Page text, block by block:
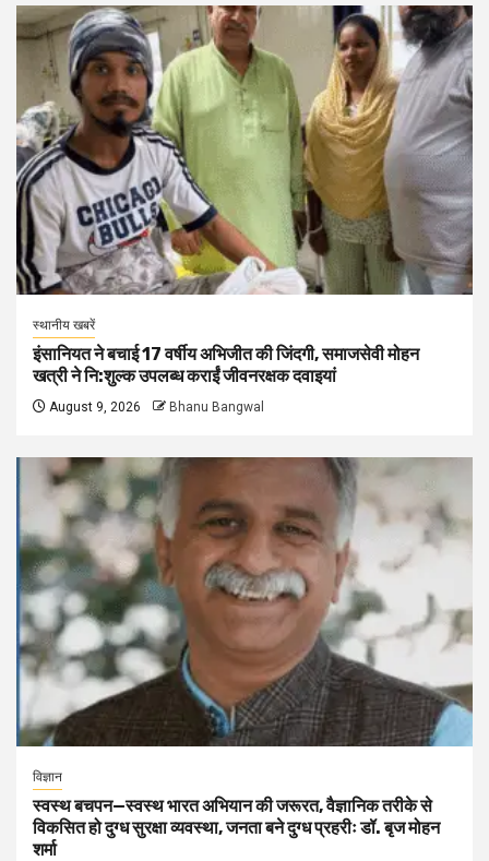
स्थानीय खबरें
इंसानियत ने बचाई 17 वर्षीय अभिजीत की जिंदगी, समाजसेवी मोहन
खत्री ने नि:शुल्क उपलब्ध कराईं जीवनरक्षक दवाइयां
August 9, 2026 Bhanu Bangwal
विज्ञान
स्वस्थ बचपन—स्वस्थ भारत अभियान की जरूरत, वैज्ञानिक तरीके से
विकसित हो दुग्ध सुरक्षा व्यवस्था, जनता बने दुग्ध प्रहरीः डॉ. बृज मोहन
शर्मा